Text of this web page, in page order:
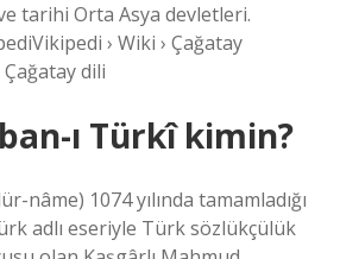
tarihi Orta Asya devletleri.
› Wiki › Çağatay
Çağatay dili
ı Türkî kimin?
nâme) 1074 yılında tamamladığı
adlı eseriyle Türk sözlükçülük